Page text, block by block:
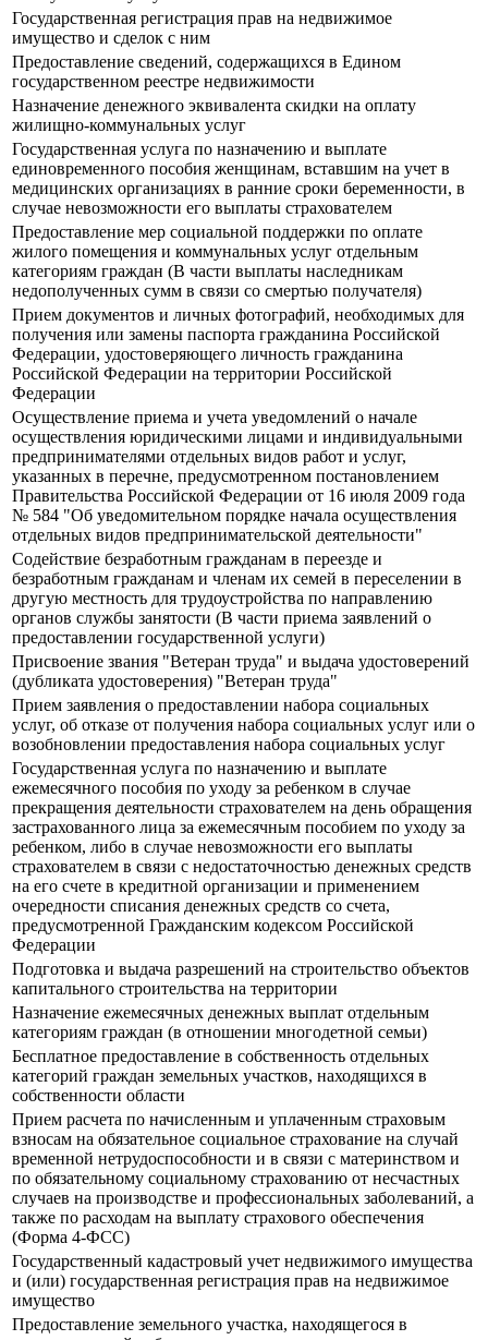
Государственная регистрация прав на недвижимое
имущество и сделок с ним
Предоставление сведений, содержащихся в Едином
государственном реестре недвижимости
Назначение денежного эквивалента скидки на оплату
жилищно-коммунальных услуг
Государственная услуга по назначению и выплате
единовременного пособия женщинам, вставшим на учет в
медицинских организациях в ранние сроки беременности, в
случае невозможности его выплаты страхователем
Предоставление мер социальной поддержки по оплате
жилого помещения и коммунальных услуг отдельным
категориям граждан (В части выплаты наследникам
недополученных сумм в связи со смертью получателя)
Прием документов и личных фотографий, необходимых для
получения или замены паспорта гражданина Российской
Федерации, удостоверяющего личность гражданина
Российской Федерации на территории Российской
Федерации
Осуществление приема и учета уведомлений о начале
осуществления юридическими лицами и индивидуальными
предпринимателями отдельных видов работ и услуг,
указанных в перечне, предусмотренном постановлением
Правительства Российской Федерации от 16 июля 2009 года
№ 584 "Об уведомительном порядке начала осуществления
отдельных видов предпринимательской деятельности"
Содействие безработным гражданам в переезде и
безработным гражданам и членам их семей в переселении в
другую местность для трудоустройства по направлению
органов службы занятости (В части приема заявлений о
предоставлении государственной услуги)
Присвоение звания "Ветеран труда" и выдача удостоверений
(дубликата удостоверения) "Ветеран труда"
Прием заявления о предоставлении набора социальных
услуг, об отказе от получения набора социальных услуг или о
возобновлении предоставления набора социальных услуг
Государственная услуга по назначению и выплате
ежемесячного пособия по уходу за ребенком в случае
прекращения деятельности страхователем на день обращения
застрахованного лица за ежемесячным пособием по уходу за
ребенком, либо в случае невозможности его выплаты
страхователем в связи с недостаточностью денежных средств
на его счете в кредитной организации и применением
очередности списания денежных средств со счета,
предусмотренной Гражданским кодексом Российской
Федерации
Подготовка и выдача разрешений на строительство объектов
капитального строительства на территории
Назначение ежемесячных денежных выплат отдельным
категориям граждан (в отношении многодетной семьи)
Бесплатное предоставление в собственность отдельных
категорий граждан земельных участков, находящихся в
собственности области
Прием расчета по начисленным и уплаченным страховым
взносам на обязательное социальное страхование на случай
временной нетрудоспособности и в связи с материнством и
по обязательному социальному страхованию от несчастных
случаев на производстве и профессиональных заболеваний, а
также по расходам на выплату страхового обеспечения
(Форма 4-ФСС)
Государственный кадастровый учет недвижимого имущества
и (или) государственная регистрация прав на недвижимое
имущество
Предоставление земельного участка, находящегося в